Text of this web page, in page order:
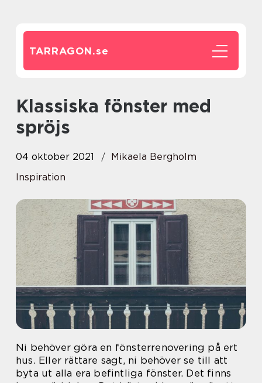
TARRAGON.se
Klassiska fönster med
spröjs
04 oktober 2021
Mikaela Bergholm
Inspiration
Ni behöver göra en fönsterrenovering på ert
hus. Eller rättare sagt, ni behöver se till att
byta ut alla era befintliga fönster. Det finns